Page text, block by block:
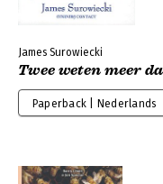
James Surowiecki
Twee weten meer
Paperback | Nederlands